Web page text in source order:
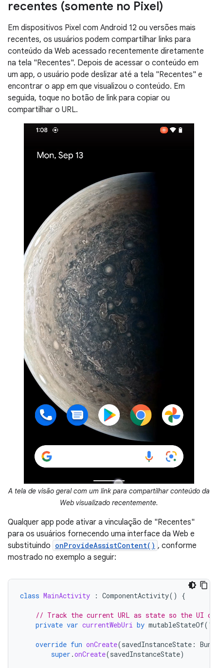
recentes (somente no Pixel)
Em dispositivos Pixel com Android 12 ou versões mais
recentes, os usuários podem compartilhar links para
conteúdo da Web acessado recentemente diretamente
na tela "Recentes". Depois de acessar o conteúdo em
um app, o usuário pode deslizar até a tela "Recentes" e
encontrar o app em que visualizou o conteúdo. Em
seguida, toque no botão de link para copiar ou
compartilhar o URL.
A tela de visão geral com um link para compartilhar conteúdo da
Web visualizado recentemente.
Qualquer app pode ativar a vinculação de "Recentes"
para os usuários fornecendo uma interface da Web e
substituindo onProvideAssistContent() , conforme
mostrado no exemplo a seguir:
class MainActivity : ComponentActivity() {
// Track the current URL as state so the UI
private var currentWebUri by mutableStateOf(
override fun onCreate(savedInstanceState :
super .onCreate(savedInstanceState)